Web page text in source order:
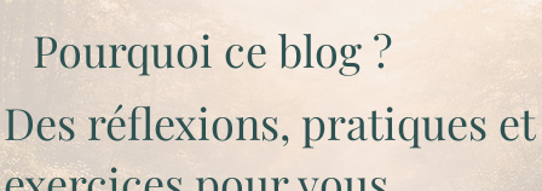
Des réflexions, pratiques et
Pourquoi ce blog ?